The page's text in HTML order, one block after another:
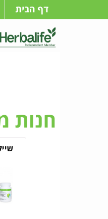
דף הבית
חנות